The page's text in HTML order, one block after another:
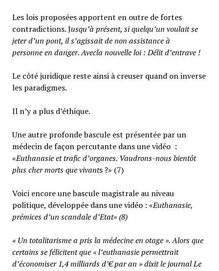
Les lois proposées apportent en outre de fortes
contradictions. Jusqu’à présent, si quelqu’un voulait se
jeterd’un pont, il s’agissait denon assistance à
personneen danger. Avecla nouvelle loi : Délit d’entrave !
Le côté juridique reste ainsi à creuser quand on inverse
les paradigmes.
Il n’y a plus d’éthique.
Une autre profonde bascule est présentée par un
médecin de façon percutante dans une vidéo :
«Euthanasie et trafic d’organes. Vaudrons-nous bientôt
plus cher morts que vivants ?» (7)
Voici encore une bascule magistrale au niveau
politique, développée dans une vidéo : «Euthanasie,
prémices d’un scandale d’Etat» (8)
« Un totalitarisme a pris la médecine en otage ». Alors que
certains se félicitent que « l’euthanasie permettrait
d’économiser 1,4 milliards d’€ par an » dixit le journal Le